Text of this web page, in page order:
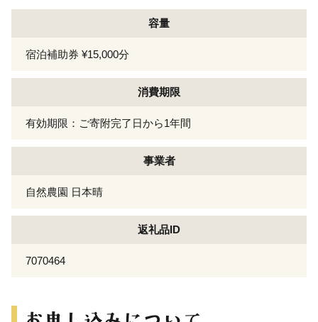
容量
宿泊補助券 ¥15,000分
消費期限
有効期限：ご寄附完了日から1年間
事業者
自然農園 日本晴
返礼品ID
7070464